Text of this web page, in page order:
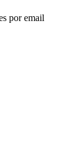
por email